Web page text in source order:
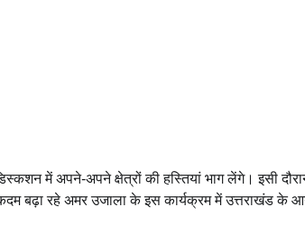
में अपने-अपने क्षेत्रों की हस्तियां भाग लेंगे। इसी
बढ़ा रहे अमर उजाला के इस कार्यक्रम में उत्तराखंड के